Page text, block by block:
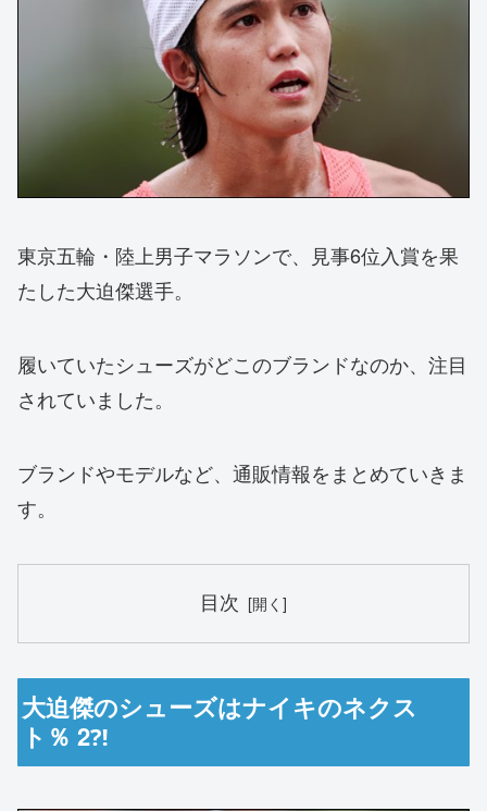
東京五輪・陸上男子マラソンで、見事6位入賞を果
たした大迫傑選手。
履いていたシューズがどこのブランドなのか、注目
されていました。
ブランドやモデルなど、通販情報をまとめていきま
す。
目次
大迫傑のシューズはナイキのネクス
ト％ 2⁈